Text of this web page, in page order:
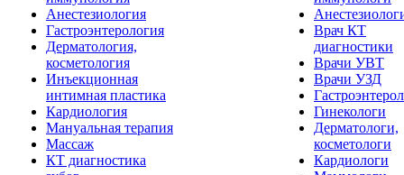
Анестезиология
Гастроэнтерология
Дерматология,
косметология
Инъекционная
интимная пластика
Кардиология
Мануальная терапия
Массаж
КТ диагностика
Врач КТ
диагностики
Врачи УВТ
Врачи УЗД
Гинекологи
Дерматологи,
косметологи
Кардиологи